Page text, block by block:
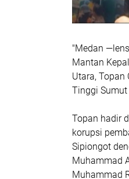
"Medan
Mantan
Utara,
Tinggi Sumut
Topan hadir
korupsi
Sipiongot
Muhammad
Muhammad